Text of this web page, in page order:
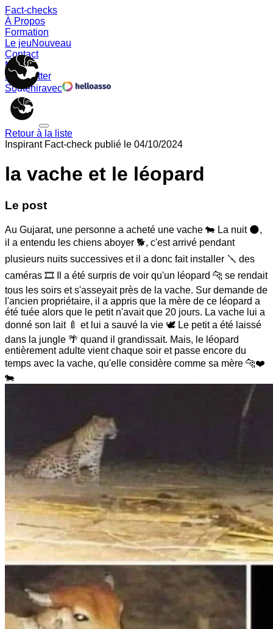
Fact-checks
À Propos
Formation
Le jeuNouveau
Contact
Memes
Newsletter
Souteniravec
Retour à la liste
InspirantFact-check publié le 04/10/2024
la vache et le léopard
Le post
Au Gujarat, une personne a acheté une vache 🐄 La nuit 🌑,
il a entendu les chiens aboyer 🐕, c'est arrivé pendant
plusieurs nuits successives et il a donc fait installer 🪛 des
caméras 🎞️ Il a été surpris de voir qu'un léopard 🐆 se rendait
tous les soirs et s'asseyait près de la vache. Sur demande de
l'ancien propriétaire, il a appris que la mère de ce léopard a
été tuée alors que le petit n'avait que 20 jours. La vache lui a
donné son lait 🍼 et lui a sauvé la vie 🕊️ Le petit a été laissé
dans la jungle 🌴 quand il grandissait. Mais, le léopard
entièrement adulte vient chaque soir et passe encore du
temps avec la vache, qu'elle considère comme sa mère 🐆❤️
🐄